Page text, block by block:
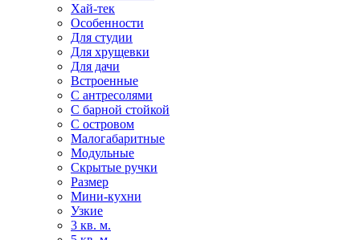
Хай-тек
Особенности
Для студии
Для хрущевки
Для дачи
Встроенные
С антресолями
С барной стойкой
С островом
Малогабаритные
Модульные
Скрытые ручки
Размер
Мини-кухни
Узкие
3 кв. м.